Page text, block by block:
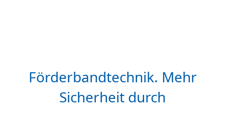
Förderbandtechnik. Mehr
Sicherheit durch
Kompetenz.